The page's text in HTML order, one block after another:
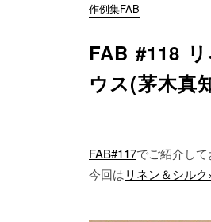
作例集FAB
FAB #118
ウス(茅木真
FAB#117でご紹介して
今回はリネン＆シル